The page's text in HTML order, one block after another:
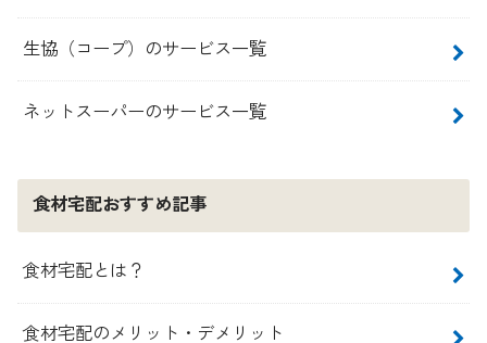
生協（コープ）のサービス一覧
ネットスーパーのサービス一覧
食材宅配おすすめ記事
食材宅配とは？
食材宅配のメリット・デメリット